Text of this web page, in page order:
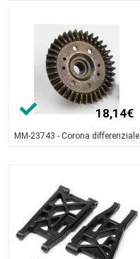
18,14€
MM-23743 - Corona differenziale